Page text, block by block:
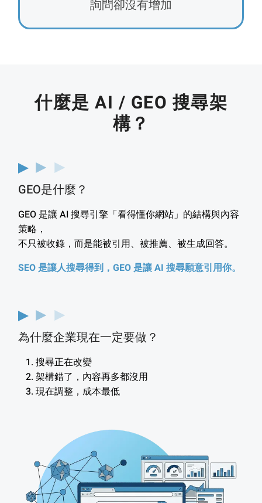
詢問卻沒有增加
什麼是 AI / GEO 搜尋架
構？
GEO是什麼？
GEO 是讓 AI 搜尋引擎「看得懂你網站」的結構與內容
策略，
不只被收錄，而是能被引用、被推薦、被生成回答。
SEO 是讓人搜尋得到，GEO 是讓 AI 搜尋願意引用你。
為什麼企業現在一定要做？
搜尋正在改變
架構錯了，內容再多都沒用
現在調整，成本最低